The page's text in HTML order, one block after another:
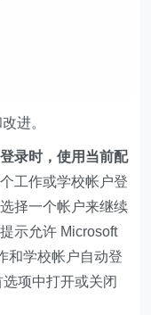
进。
录时，使用当前配
工作或学校帐户登
择一个帐户来继续
示允许 Microsoft
和学校帐户自动登
项中打开或关闭